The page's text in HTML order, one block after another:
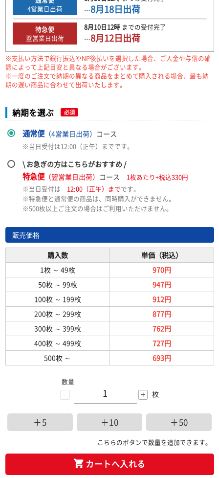
4営業日出荷
…8月18日出荷
特急便
翌営業日出荷
8月10日12時までの受付完了
…8月12日出荷
※支払い方法で銀行振込やNP後払いを選択した場合、ご入金や与信の確
認によって上記目安と異なる場合がございます。
※一度のご注文で納期の異なる商品をまとめて購入される場合、最も納
期の遅い商品に合わせて出荷いたします。
納期を選ぶ 必須
通常便（4営業日出荷） コース
※当日受付は12:00（正午）までです。
\ お急ぎの方はこちらがおすすめ /
特急便（翌営業日出荷） コース
1枚あたり+税込330円
※当日受付は 12:00（正午）までです。
※特急便と通常便の商品は、同時購入ができません。
※500枚以上ご注文の場合はご利用いただけません。
販売価格
購入数
単価（税込）
1枚 ～ 49枚
970円
50枚 ～ 99枚
947円
100枚 ～ 199枚
912円
200枚 ～ 299枚
877円
300枚 ～ 399枚
762円
400枚 ～ 499枚
727円
500枚 ～ 693円
-
数量
+ 枚
＋5 ＋10 ＋50
こちらのボタンで数量を追加できます。
カートへ入れる